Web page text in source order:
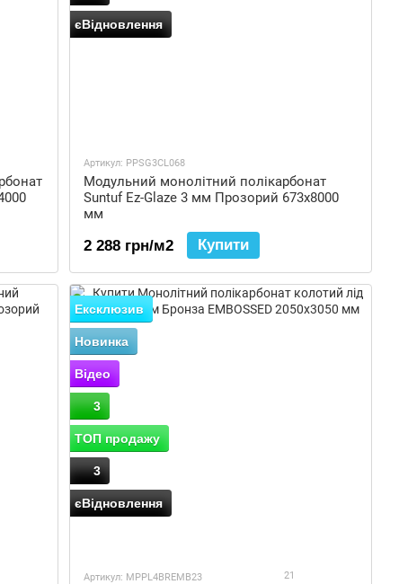
єВідновлення
Артикул: PPSG3CL068
Модульний монолітний полікарбонат
Suntuf Ez-Glaze 3 мм Прозорий 673x8000
мм
2 288 грн/м2 Купити
Ексклюзив
Новинка
Відео
3
ТОП продажу
3
єВідновлення
Артикул: MPPL4BREMB23 21